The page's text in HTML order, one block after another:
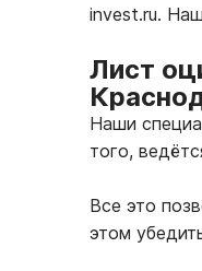
invest.ru.
Лист
Наши
того,
Все это
этом